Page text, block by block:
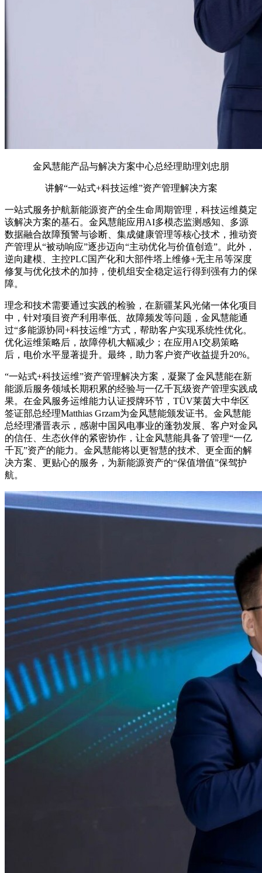
金风慧能产品与解决方案中心总经理助理刘忠朋
讲解“一站式+科技运维”资产管理解决方案
一站式服务护航新能源资产的全生命周期管理，科技运维奠定
该解决方案的基石。金风慧能应用AI多模态监测感知、多源
数据融合故障预警与诊断、集成健康管理等核心技术，推动资
产管理从“被动响应”逐步迈向“主动优化与价值创造”。此外，
逆向建模、主控PLC国产化和大部件塔上维修+无主吊等深度
修复与优化技术的加持，使机组安全稳定运行得到强有力的保
障。
理念和技术需要通过实践的检验，在新疆某风光储一体化项目
中，针对项目资产利用率低、故障频发等问题，金风慧能通
过“多能源协同+科技运维”方式，帮助客户实现系统性优化。
优化运维策略后，故障停机大幅减少；在应用AI交易策略
后，电价水平显著提升。最终，助力客户资产收益提升20%。
“一站式+科技运维”资产管理解决方案，凝聚了金风慧能在新
能源后服务领域长期积累的经验与一亿千瓦级资产管理实践成
果。在金风服务运维能力认证授牌环节，TÜV莱茵大中华区
签证部总经理Matthias Grzam为金风慧能颁发证书。金风慧能
总经理潘晋表示，感谢中国风电事业的蓬勃发展、客户对金风
的信任、生态伙伴的紧密协作，让金风慧能具备了管理“一亿
千瓦”资产的能力。金风慧能将以更智慧的技术、更全面的解
决方案、更贴心的服务，为新能源资产的“保值增值”保驾护
航。